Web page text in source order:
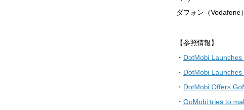
ダフォン（Vodafone
【参照情報】
・ DotMobi
・ DotMobi
・ DotMobi Offers
・ GoMobi tries to